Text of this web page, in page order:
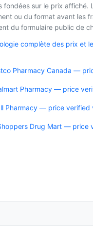
fondées sur le prix affiché.
ou du format avant les
du formulaire public de
complète des prix et
Pharmacy Canada —
Pharmacy — price
Pharmacy — price verified
Drug Mart — price